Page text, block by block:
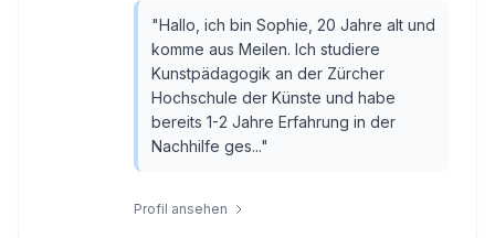
"Hallo, ich bin Sophie, 20 Jahre alt und
komme aus Meilen. Ich studiere
Kunstpädagogik an der Zürcher
Hochschule der Künste und habe
bereits 1-2 Jahre Erfahrung in der
Nachhilfe ges..."
Profil ansehen